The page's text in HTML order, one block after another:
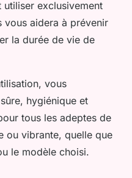
utiliser exclusivement
aidera à prévenir
la durée de vie de
vous
hygiénique et
tous les adeptes de
ou vibrante, quelle que
le modèle choisi.